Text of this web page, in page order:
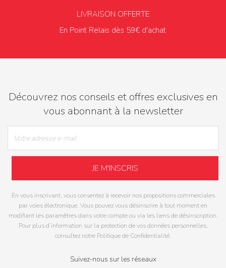
LIVRAISON OFFERTE
En Point Relais dès 59€ d'achat
Découvrez nos conseils et offres exclusives en
vous abonnant à la newsletter
En vous inscrivant, vous consentez à recevoir nos propositions commerciales
par voies électronique. Vous pouvez vous désinscrire à tout moment en
modifiant les paramètres dans votre compte ou via les liens de désinscription.
Pour plus d’information sur la protection de vos données personnelles,
consultez notre Politique de Confidentialité.
Suivez-nous sur les réseaux